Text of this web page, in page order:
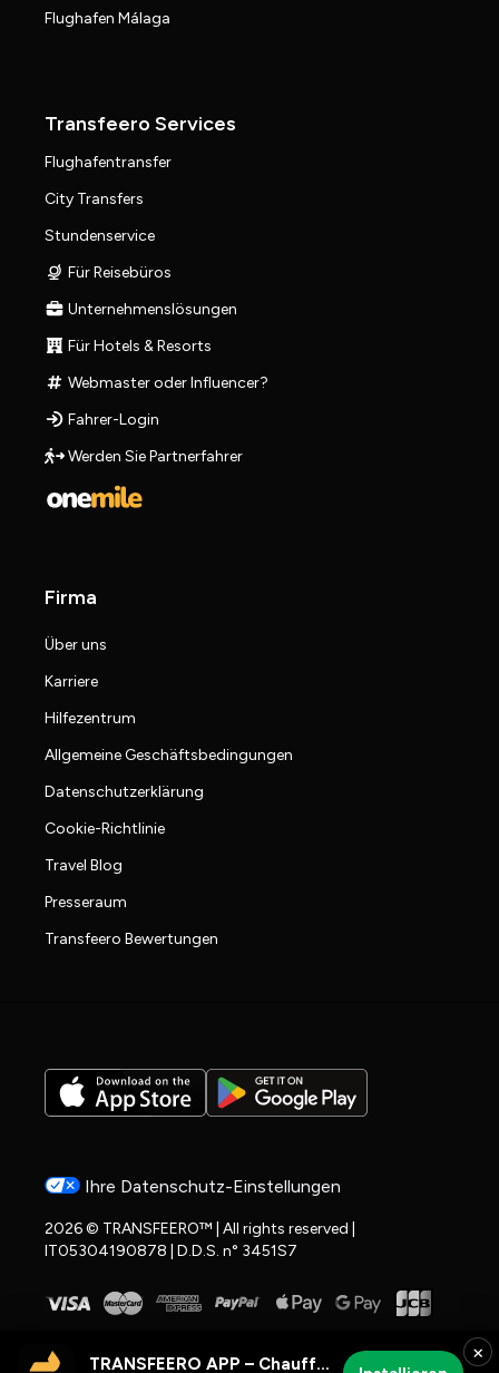
Flughafen Málaga
Transfeero Services
Flughafentransfer
City Transfers
Stundenservice
Für Reisebüros
Unternehmenslösungen
Für Hotels & Resorts
Webmaster oder Influencer?
Fahrer-Login
Werden Sie Partnerfahrer
Firma
Über uns
Karriere
Hilfezentrum
Allgemeine Geschäftsbedingungen
Datenschutzerklärung
Cookie-Richtlinie
Travel Blog
Presseraum
Transfeero Bewertungen
Ihre Datenschutz-Einstellungen
2026 © TRANSFEERO™ | All rights reserved |
IT05304190878 | D.D.S. n° 3451S7
×
TRANSFEERO APP – Chauffeur- & Flughafenfahrten